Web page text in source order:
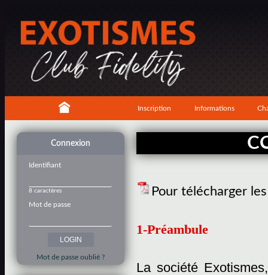
Inscription Informations
Connexion
Identifiant
8 caractères
Mot de passe
Mot de passe oublié ?
Pour télécharger
1-Préambule
La société